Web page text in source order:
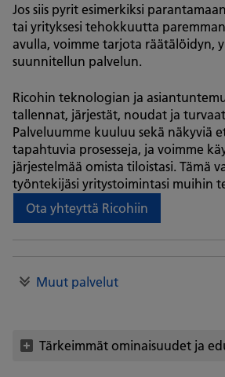
Jos siis pyrit esimerkiksi
tai yrityksesi tehokkuutta
avulla, voimme tarjota räätälöidyn,
suunnitellun palvelun.
Ricohin teknologian ja
tallennat, järjestät, noudat ja
Palveluumme kuuluu sekä näkyviä
tapahtuvia prosesseja, ja voimme
järjestelmää omista tiloistasi. Tämä
työntekijäsi yritystoimintasi muihin
Ota yhteyttä Ricohiin
Muut palvelut
Tärkeimmät ominaisuudet ja